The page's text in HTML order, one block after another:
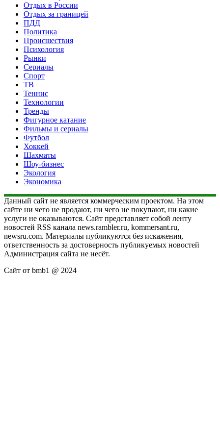
Отдых в России
Отдых за границей
ПДД
Политика
Происшествия
Психология
Рынки
Сериалы
Спорт
ТВ
Теннис
Технологии
Тренды
Фигурное катание
Фильмы и сериалы
Футбол
Хоккей
Шахматы
Шоу-бизнес
Экология
Экономика
Данный сайт не является коммерческим проектом. На этом
сайте ни чего не продают, ни чего не покупают, ни какие
услуги не оказываются. Сайт представляет собой ленту
новостей RSS канала news.rambler.ru, kommersant.ru,
newsru.com. Материалы публикуются без искажения,
ответственность за достоверность публикуемых новостей
Администрация сайта не несёт.
Сайт от bmb1 @ 2024